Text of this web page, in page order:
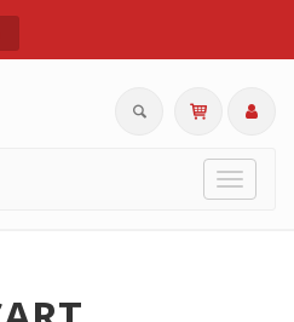
Toggle